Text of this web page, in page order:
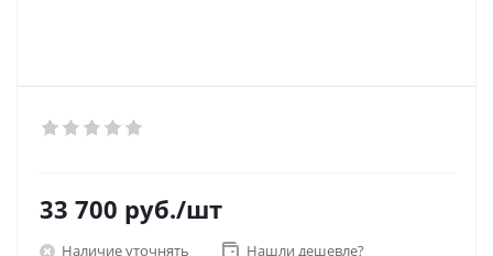
33 700 руб./шт
Наличие уточнять Нашли дешевле?